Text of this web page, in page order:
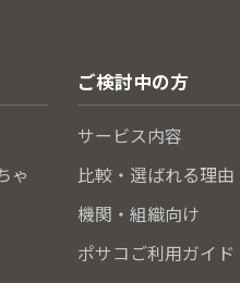
ゃ
ご検討中の方
サービス内容
比較・選ばれる理由
機関・組織向け
ポサコご利用ガイド